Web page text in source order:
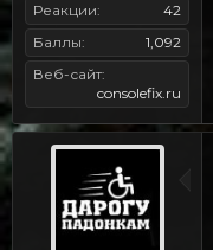
Реакции
42
Баллы
1,092
Веб-сайт
consolefix.ru